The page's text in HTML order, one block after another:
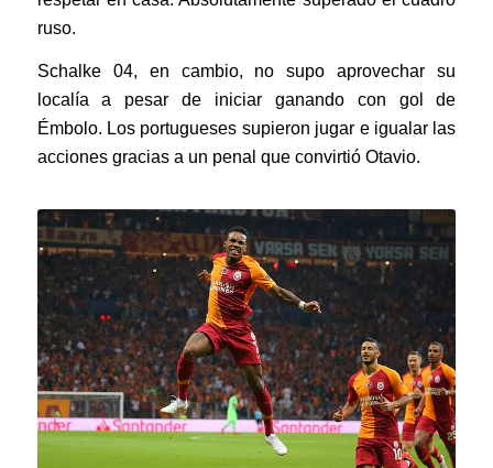
ruso.
Schalke 04, en cambio, no supo aprovechar su
localía a pesar de iniciar ganando con gol de
Émbolo. Los portugueses supieron jugar e igualar las
acciones gracias a un penal que convirtió Otavio.